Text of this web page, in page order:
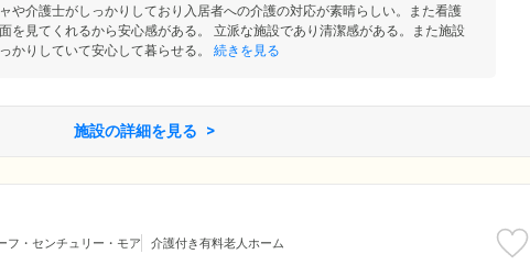
自身のペースで自由にお過ごしいただける環境です。
や介護士がしっかりしており入居者への介護の対応が素晴らしい。また看護
を見てくれるから安心感がある。 立派な施設であり清潔感がある。また施設
かりしていて安心して暮らせる。
続きを見る
施設の詳細を見る
フ・センチュリー・モア 介護付き有料老人ホーム